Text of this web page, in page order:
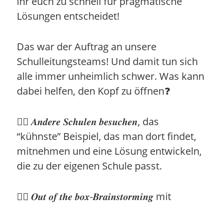
Lösungen entscheidet!
Das war der Auftrag an unsere
Schulleitungsteams! Und damit tun sich
alle immer unheimlich schwer. Was kann
dabei helfen, den Kopf zu öffnen❓
👉🏻 𝑨𝒏𝒅𝒆𝒓𝒆 𝑺𝒄𝒉𝒖𝒍𝒆𝒏 𝒃𝒆𝒔𝒖𝒄𝒉𝒆𝒏, das
“kühnste” Beispiel, das man dort findet,
mitnehmen und eine Lösung entwickeln,
die zu der eigenen Schule passt.
👉🏻 𝑶𝒖𝒕 𝒐𝒇 𝒕𝒉𝒆 𝒃𝒐𝒙-𝑩𝒓𝒂𝒊𝒏𝒔𝒕𝒐𝒓𝒎𝒊𝒏𝒈 mit